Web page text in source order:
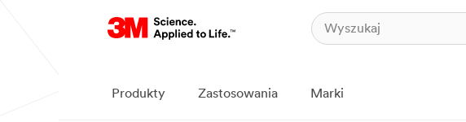
Produkty Zastosowania Marki